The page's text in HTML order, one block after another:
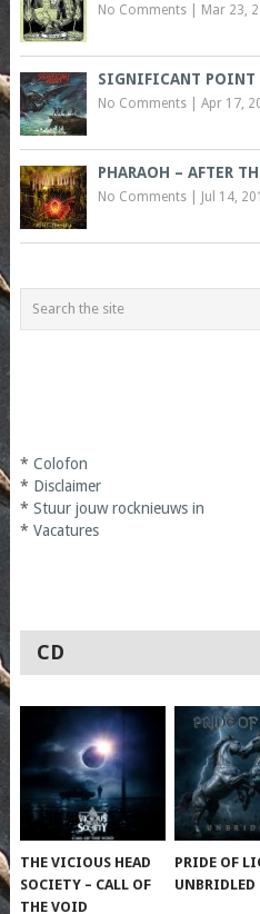
No Comments| Mar 23,
SIGNIFICANT POINT
No Comments| Apr 17,
PHARAOH – AFTER
No Comments| Jul 14,
* Colofon
* Disclaimer
* Stuur jouw rocknieuws in
* Vacatures
CD
THE VICIOUS HEAD
SOCIETY – CALL OF
THE VOID
PRIDE OF
UNBRIDLED